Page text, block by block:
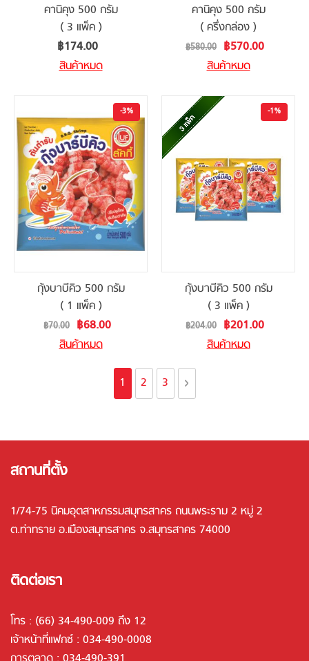
คานิคุง 500 กรัม
( 3 แพ็ค )
฿174.00
สินค้าหมด
คานิคุง 500 กรัม
( ครึ่งกล่อง )
Special
Price
฿570.00
฿580.00
สินค้าหมด
-3%
กุ้งบาบีคิว 500 กรัม
( 1 แพ็ค )
Special
Price
฿68.00
฿70.00
สินค้าหมด
-1%
กุ้งบาบีคิว 500 กรัม
( 3 แพ็ค )
Special
Price
฿201.00
฿204.00
สินค้าหมด
Page
You're currently reading page
1 Page
2 Page
3 Page
ถัดไป
สถานที่ตั้ง
1/74-75 นิคมอุตสาหกรรมสมุทรสาคร ถนนพระราม 2 หมู่ 2
ต.ท่าทราย อ.เมืองสมุทรสาคร จ.สมุทรสาคร 74000
ติดต่อเรา
โทร : (66) 34-490-009 ถึง 12
เจ้าหน้าที่แฟกซ์ : 034-490-0008